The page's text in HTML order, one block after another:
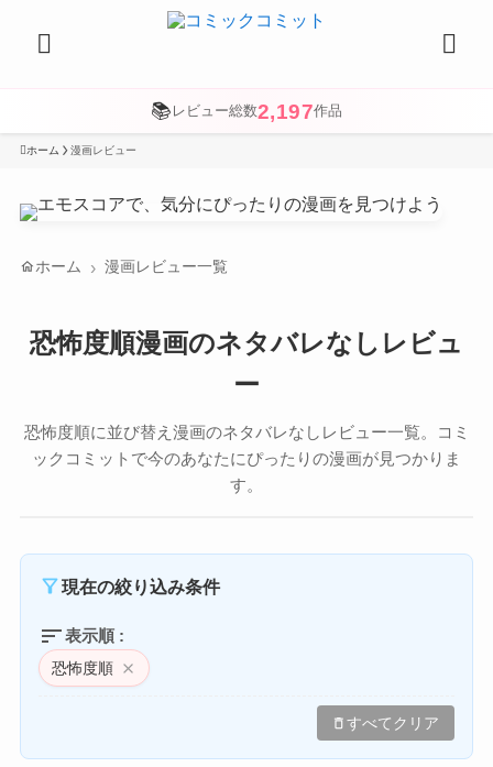
📚 レビュー総数2,197作品
ホーム 漫画レビュー
homeホーム 漫画レビュー一覧
恐怖度順漫画のネタバレなしレビュ
ー
恐怖度順に並び替え漫画のネタバレなしレビュー一覧。コミ
ックコミットで今のあなたにぴったりの漫画が見つかりま
す。
filter_alt現在の絞り込み条件
sort表示順 :
恐怖度順 close
deleteすべてクリア